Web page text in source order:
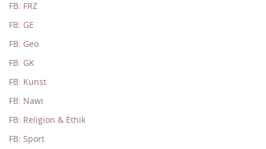
FB: FRZ
FB: GE
FB: Geo
FB: GK
FB: Kunst
FB: Nawi
FB: Religion & Ethik
FB: Sport